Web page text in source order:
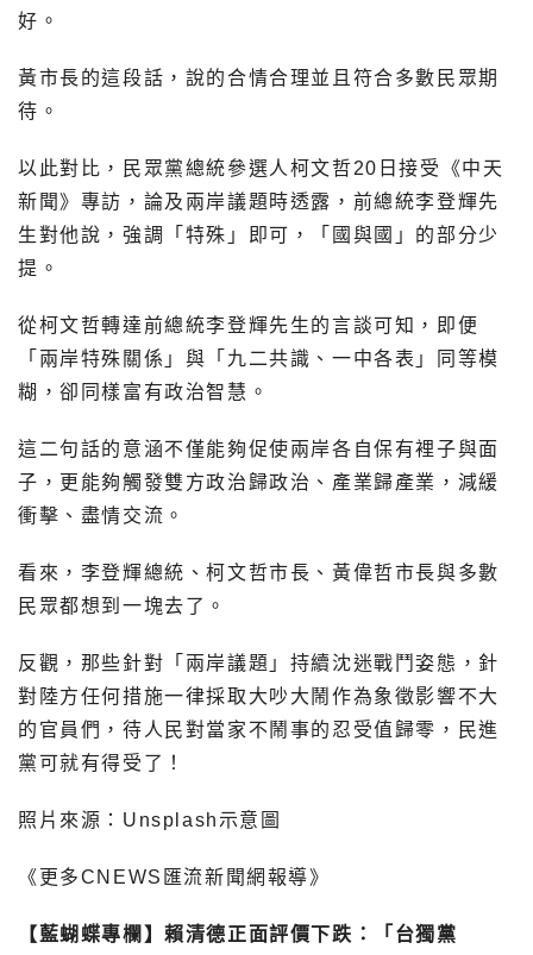
好。
黃市長的這段話，說的合情合理並且符合多數民眾期
待。
以此對比，民眾黨總統參選人柯文哲20日接受《中天
新聞》專訪，論及兩岸議題時透露，前總統李登輝先
生對他說，強調「特殊」即可，「國與國」的部分少
提。
從柯文哲轉達前總統李登輝先生的言談可知，即便
「兩岸特殊關係」與「九二共識、一中各表」同等模
糊，卻同樣富有政治智慧。
這二句話的意涵不僅能夠促使兩岸各自保有裡子與面
子，更能夠觸發雙方政治歸政治、產業歸產業，減緩
衝擊、盡情交流。
看來，李登輝總統、柯文哲市長、黃偉哲市長與多數
民眾都想到一塊去了。
反觀，那些針對「兩岸議題」持續沈迷戰鬥姿態，針
對陸方任何措施一律採取大吵大鬧作為象徵影響不大
的官員們，待人民對當家不鬧事的忍受值歸零，民進
黨可就有得受了！
照片來源：Unsplash示意圖
《更多CNEWS匯流新聞網報導》
【藍蝴蝶專欄】賴清德正面評價下跌：「台獨黨